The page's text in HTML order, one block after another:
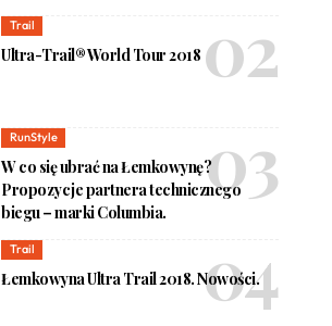
Trail
Ultra-Trail® World Tour 2018
RunStyle
W co się ubrać na Łemkowynę?
Propozycje partnera technicznego
biegu – marki Columbia.
Trail
Łemkowyna Ultra Trail 2018. Nowości.